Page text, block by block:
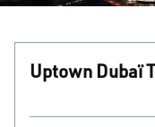
Uptown Dubaï